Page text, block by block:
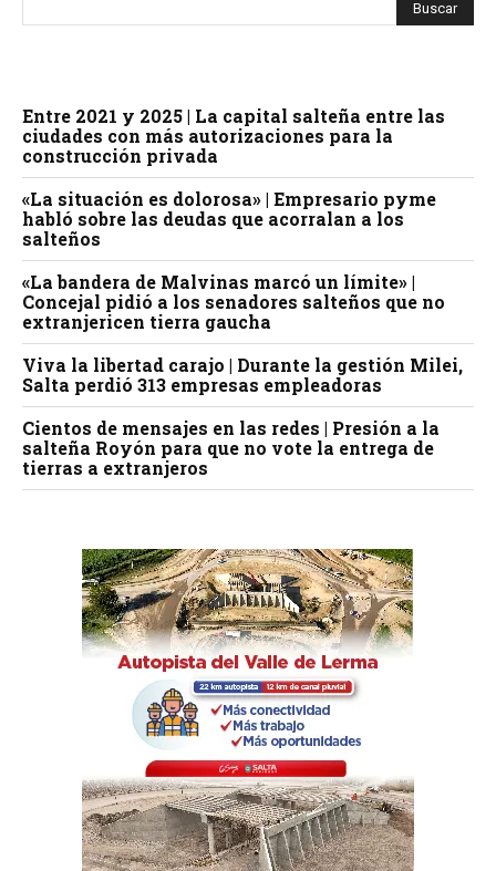
Entre 2021 y 2025 | La capital salteña entre las
ciudades con más autorizaciones para la
construcción privada
«La situación es dolorosa» | Empresario pyme
habló sobre las deudas que acorralan a los
salteños
«La bandera de Malvinas marcó un límite» |
Concejal pidió a los senadores salteños que no
extranjericen tierra gaucha
Viva la libertad carajo | Durante la gestión Milei,
Salta perdió 313 empresas empleadoras
Cientos de mensajes en las redes | Presión a la
salteña Royón para que no vote la entrega de
tierras a extranjeros